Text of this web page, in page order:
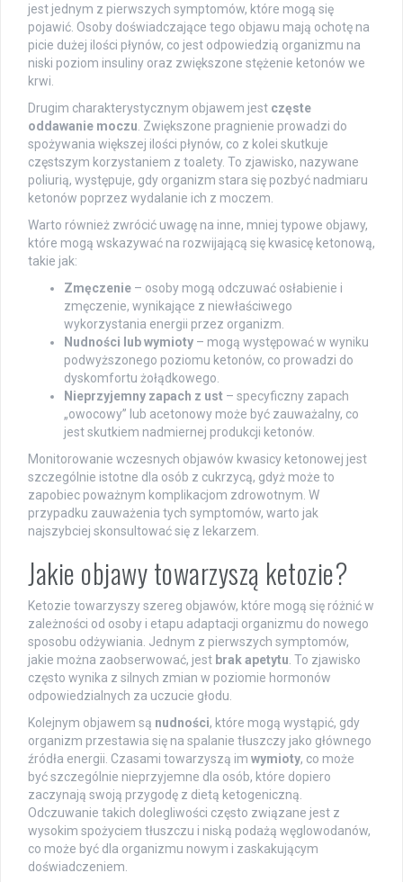
jest jednym z pierwszych symptomów, które mogą się
pojawić. Osoby doświadczające tego objawu mają ochotę na
picie dużej ilości płynów, co jest odpowiedzią organizmu na
niski poziom insuliny oraz zwiększone stężenie ketonów we
krwi.
Drugim charakterystycznym objawem jest częste
oddawanie moczu. Zwiększone pragnienie prowadzi do
spożywania większej ilości płynów, co z kolei skutkuje
częstszym korzystaniem z toalety. To zjawisko, nazywane
poliurią, występuje, gdy organizm stara się pozbyć nadmiaru
ketonów poprzez wydalanie ich z moczem.
Warto również zwrócić uwagę na inne, mniej typowe objawy,
które mogą wskazywać na rozwijającą się kwasicę ketonową,
takie jak:
Zmęczenie – osoby mogą odczuwać osłabienie i
zmęczenie, wynikające z niewłaściwego
wykorzystania energii przez organizm.
Nudności lub wymioty – mogą występować w wyniku
podwyższonego poziomu ketonów, co prowadzi do
dyskomfortu żołądkowego.
Nieprzyjemny zapach z ust – specyficzny zapach
„owocowy” lub acetonowy może być zauważalny, co
jest skutkiem nadmiernej produkcji ketonów.
Monitorowanie wczesnych objawów kwasicy ketonowej jest
szczególnie istotne dla osób z cukrzycą, gdyż może to
zapobiec poważnym komplikacjom zdrowotnym. W
przypadku zauważenia tych symptomów, warto jak
najszybciej skonsultować się z lekarzem.
Jakie objawy towarzyszą ketozie?
Ketozie towarzyszy szereg objawów, które mogą się różnić w
zależności od osoby i etapu adaptacji organizmu do nowego
sposobu odżywiania. Jednym z pierwszych symptomów,
jakie można zaobserwować, jest brak apetytu. To zjawisko
często wynika z silnych zmian w poziomie hormonów
odpowiedzialnych za uczucie głodu.
Kolejnym objawem są nudności, które mogą wystąpić, gdy
organizm przestawia się na spalanie tłuszczy jako głównego
źródła energii. Czasami towarzyszą im wymioty, co może
być szczególnie nieprzyjemne dla osób, które dopiero
zaczynają swoją przygodę z dietą ketogeniczną.
Odczuwanie takich dolegliwości często związane jest z
wysokim spożyciem tłuszczu i niską podażą węglowodanów,
co może być dla organizmu nowym i zaskakującym
doświadczeniem.